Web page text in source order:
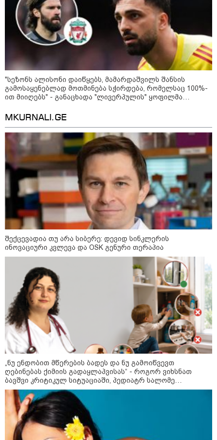
ფული ამ ზოდიაქოს ნიშნების
ხელში აღმოჩნდება: ვინ
გამდიდრდება?
როგორ ჩავიცვათ 40 წლის
შემდეგ: მილიონერების
სტილისტის 8 ოქროს წესი და
აუცილებელი სამოსი
მსოფლიო
13:15 / 08-08-2026
უძველესი სენი და ეპიდემია: აშშ-ში
ერთდროულად კეთრს და ნაწლავურ
ინფექციას ებრძვიან - რა უნდა ვიცოდეთ
და რამდენად სახიფათოა
განგაშის წითელი დონე
გამოაცხადა
"სეზონს ალისონი დაიწყებს, მამარდაშვილს შანსის
გამოსაყენებლად მოთმინება სჭირდება, რომელსაც 100%-
ით მიიღებს" - განაცხადა "ლივერპულის" ყოფილმა
MKURNALI.GE
შექცევადია თუ არა სიბერე: დევიდ სინკლერის
ინოვაციური კვლევა და OSK გენური თერაპია
„ნუ ენდობით მწერების ბადეს და ნუ გამოიწვევთ
ღებინებას ქიმიის გადაყლაპვისას“ - როგორ ვიხსნათ
ბავშვი კრიტიკულ სიტუაციაში, პედიატრ სალომე
ახვლედიანის რჩევები